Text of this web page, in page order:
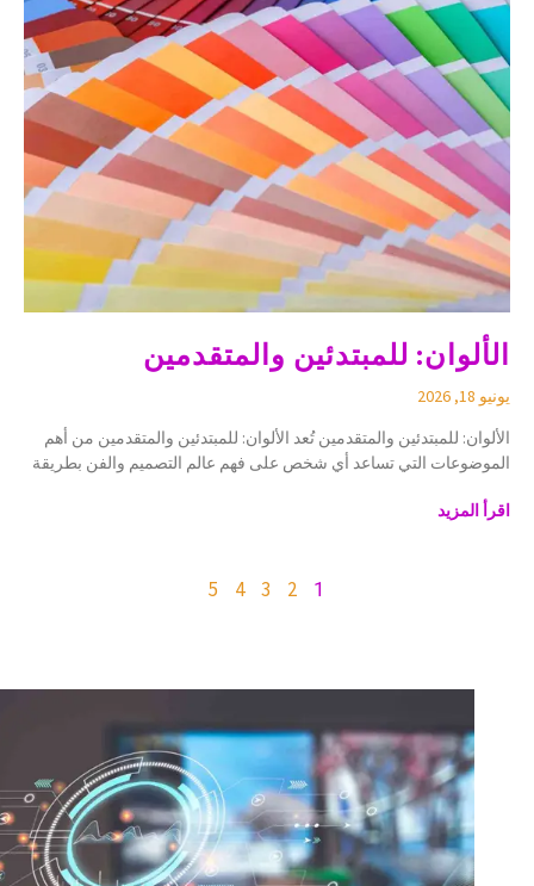
الألوان: للمبتدئين والمتقدمين
يونيو 18, 2026
الألوان: للمبتدئين والمتقدمين تُعد الألوان: للمبتدئين والمتقدمين من أهم
الموضوعات التي تساعد أي شخص على فهم عالم التصميم والفن بطريقة
اقرأ المزيد